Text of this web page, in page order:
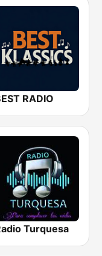
RADIO
Turquesa